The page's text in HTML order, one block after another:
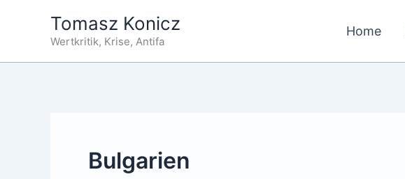
Tomasz Konicz
Wertkritik, Krise, Antifa
Home
Bulgarien